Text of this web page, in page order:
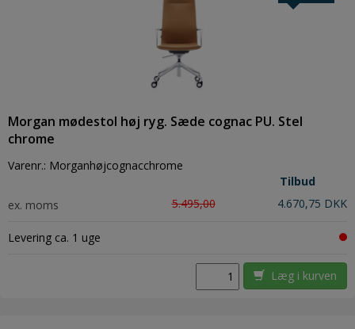
Morgan mødestol høj ryg. Sæde cognac PU. Stel
chrome
Varenr.: Morganhøjcognacchrome
Tilbud
ex. moms
5.495,00 4.670,75 DKK
Levering ca. 1 uge
Læg i kurven